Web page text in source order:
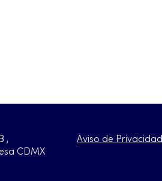
,
CDMX
Aviso de Privacidad